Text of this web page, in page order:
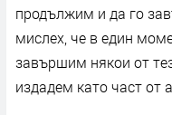
продължим и да го
мислех, че в един
завършим някои от
издадем като част от